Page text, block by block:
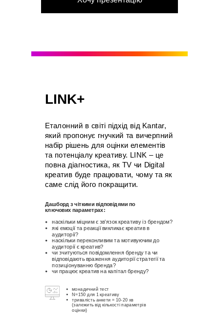
LINK+
Еталонний в світі підхід від Kantar,
який пропонує гнучкий та вичерпний
набір рішень для оцінки елементів
та потенціалу креативу. LINK – це
повна діагностика, як TV чи Digital
креатив буде працювати, чому та як
саме слід його покращити.
монадичний тест
N=150 для 1 креативу
тривалість анкети = 10-20 хв
(залежить від кількості параметрів
оцінки)
Дашборд з чіткими відповідями по
ключових параметрах:
наскільки міцним є зв’язок креативу із брендом?
які емоції та реакції викликає креатив в
аудиторії?
наскільки переконливим та мотивуючим до
аудиторії є креатив?
чи зчитуються повідомлення бренду та чи
відповідають враження аудиторії стратегії та
позиціонуванню бренда?
чи працює креатив на капітал бренду?